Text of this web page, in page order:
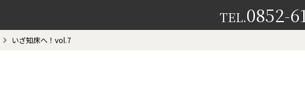
TEL.0852-
いざ知床へ！vol.7